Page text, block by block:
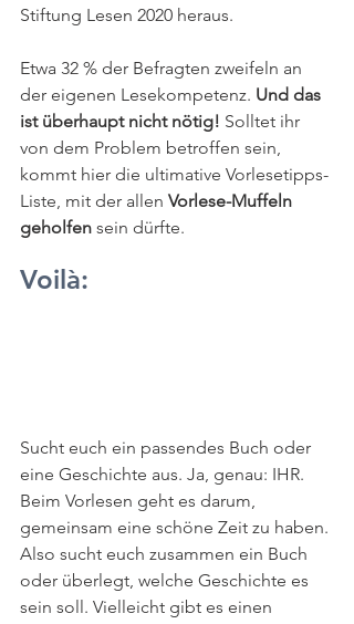
Stiftung Lesen 2020 heraus.
Etwa 32 % der Befragten zweifeln an
der eigenen Lesekompetenz. Und das
ist überhaupt nicht nötig! Solltet ihr
von dem Problem betroffen sein,
kommt hier die ultimative Vorlesetipps-
Liste, mit der allen Vorlese-Muffeln
geholfen sein dürfte.
Voilà:
Sucht euch ein passendes Buch oder
eine Geschichte aus. Ja, genau: IHR.
Beim Vorlesen geht es darum,
gemeinsam eine schöne Zeit zu haben.
Also sucht euch zusammen ein Buch
oder überlegt, welche Geschichte es
sein soll. Vielleicht gibt es einen